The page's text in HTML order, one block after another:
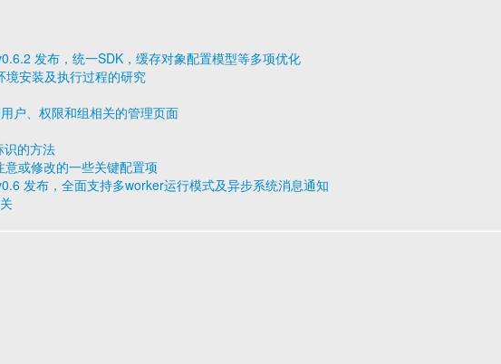
发布，统一SDK，缓存对象配置模型等多项优化
境安装及执行过程的研究
户、权限和组相关的管理页面
识的方法
或修改的一些关键配置项
发布，全面支持多worker运行模式及异步系统消息通知